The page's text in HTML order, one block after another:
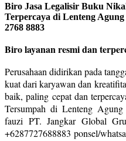
Biro Jasa Legalisir Buku
Terpercaya di Lenteng
2768 8883
Biro layanan resmi dan
Perusahaan didirikan pada
kuat dari karyawan dan
baik, paling cepat dan
Tersumpah di Lenteng
fauzi PT. Jangkar Global
+6287727688883 ponsel/